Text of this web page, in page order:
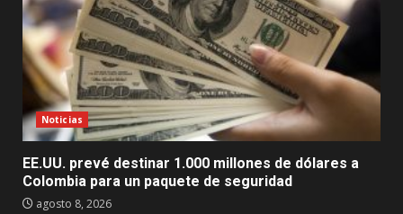
Noticias
EE.UU. prevé destinar 1.000 millones de dólares a
Colombia para un paquete de seguridad
agosto 8, 2026